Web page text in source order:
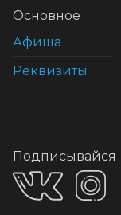
Основное
Афиша
Реквизиты
Подписывайся